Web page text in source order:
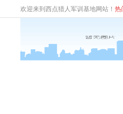
欢迎来到西点猎人军训基地网站！ 热